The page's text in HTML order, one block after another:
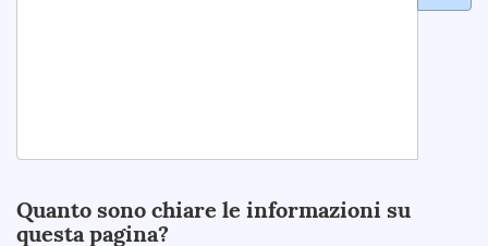
Quanto sono chiare le informazioni su
questa pagina?